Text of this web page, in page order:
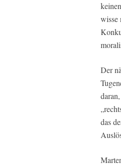
wisse
Der
das